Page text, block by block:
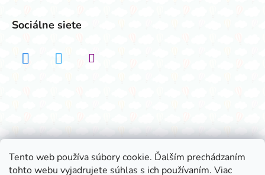
Tento web používa súbory cookie. Ďalším prechádzaním
tohto webu vyjadrujete súhlas s ich používaním. Viac
Sociálne siete